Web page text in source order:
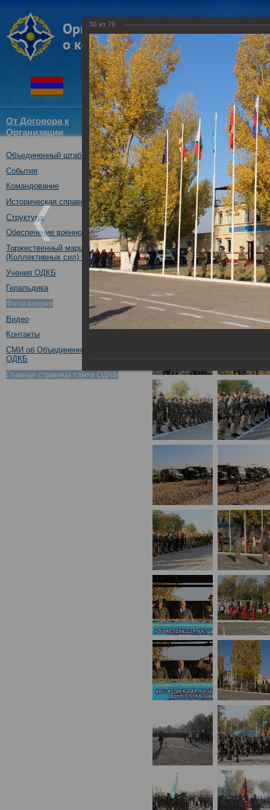
От Договора к
Организации
Структура
ОДКБ
Новости
Объединенный штаб ОДКБ
События
Командование
Историческая справка
Структура
Обеспечение военной безопасности
Торжественный марш Войск
(Коллективных сил) ОДКБ
Учения ОДКБ
Геральдика
Фотогалерея
Видео
Контакты
СМИ об Объединенном штабе
ОДКБ
Главная страница сайта ОДКБ
Открытие совместного
16.10.2017
30 из 79